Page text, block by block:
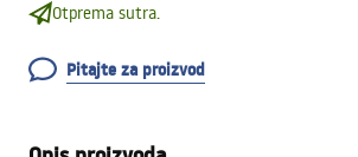
Otprema sutra.
Pitajte za proizvod